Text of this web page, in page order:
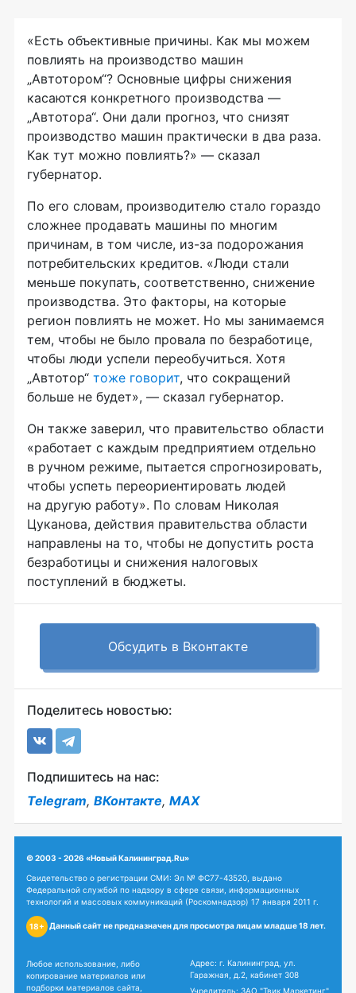
«Есть объективные причины. Как мы можем
повлиять на производство машин
„Автотором“? Основные цифры снижения
касаются конкретного производства —
„Автотора“. Они дали прогноз, что снизят
производство машин практически в два раза.
Как тут можно повлиять?» — сказал
губернатор.
По его словам, производителю стало гораздо
сложнее продавать машины по многим
причинам, в том числе, из-за подорожания
потребительских кредитов. «Люди стали
меньше покупать, соответственно, снижение
производства. Это факторы, на которые
регион повлиять не может. Но мы занимаемся
тем, чтобы не было провала по безработице,
чтобы люди успели переобучиться. Хотя
„Автотор“ тоже говорит, что сокращений
больше не будет», — сказал губернатор.
Он также заверил, что правительство области
«работает с каждым предприятием отдельно
в ручном режиме, пытается спрогнозировать,
чтобы успеть переориентировать людей
на другую работу». По словам Николая
Цуканова, действия правительства области
направлены на то, чтобы не допустить роста
безработицы и снижения налоговых
поступлений в бюджеты.
Обсудить в Вконтакте
Поделитесь новостью:
Подпишитесь на нас:
Telegram, ВКонтакте, MAX
© 2003 - 2026 «Новый Калининград.Ru»
Свидетельство о регистрации СМИ: Эл № ФС77-43520, выдано
Федеральной службой по надзору в сфере связи, информационных
технологий и массовых коммуникаций (Роскомнадзор) 17 января 2011 г.
18+ Данный сайт не предназначен для просмотра лицам младше 18 лет.
Любое использование, либо
копирование материалов или
подборки материалов сайта,
Адрес: г. Калининград, ул.
Гаражная, д.2, кабинет 308
Учредитель: ЗАО "Твик Маркетинг"